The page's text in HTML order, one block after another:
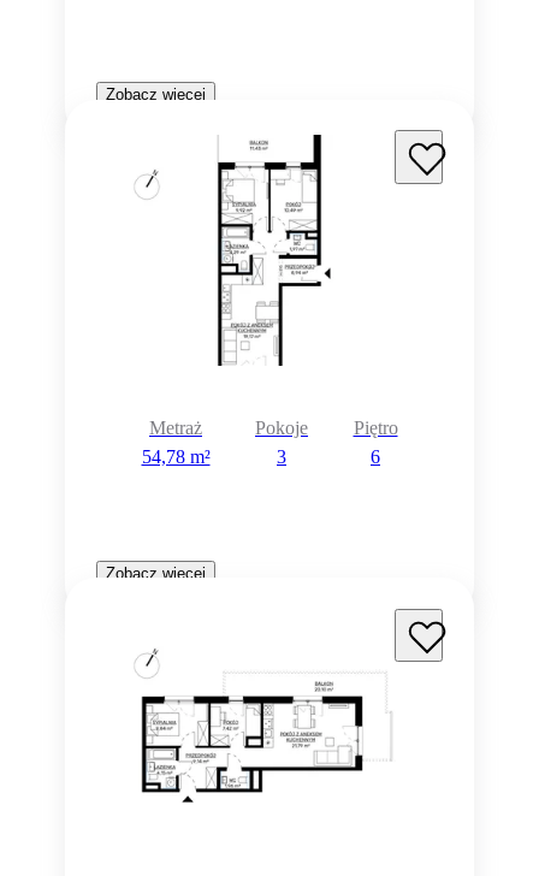
Zobacz więcej
Metraż
54,78 m²
Pokoje
3
Piętro
6
Zobacz więcej